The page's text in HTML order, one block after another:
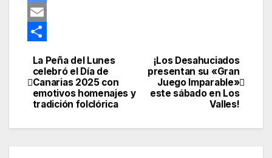
so
k
e
d
e
g
m
a
A
e
s
e
G
o
T
E
m
a
Navegación
de
¡Los Desahuciados
presentan su «Gran
Juego Imparable»
este sábado en Los
Valles!
La Peña del Lunes
celebró el Día de
Canarias 2025 con
emotivos homenajes y
tradición folclórica